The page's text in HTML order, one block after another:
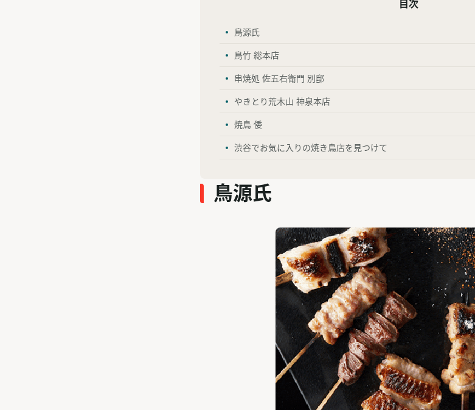
目次
鳥源氏
鳥竹 総本店
串焼処 佐五右衛門 別邸
やきとり荒木山 神泉本店
焼鳥 倭
渋谷でお気に入りの焼き鳥店を見つけて
鳥源氏